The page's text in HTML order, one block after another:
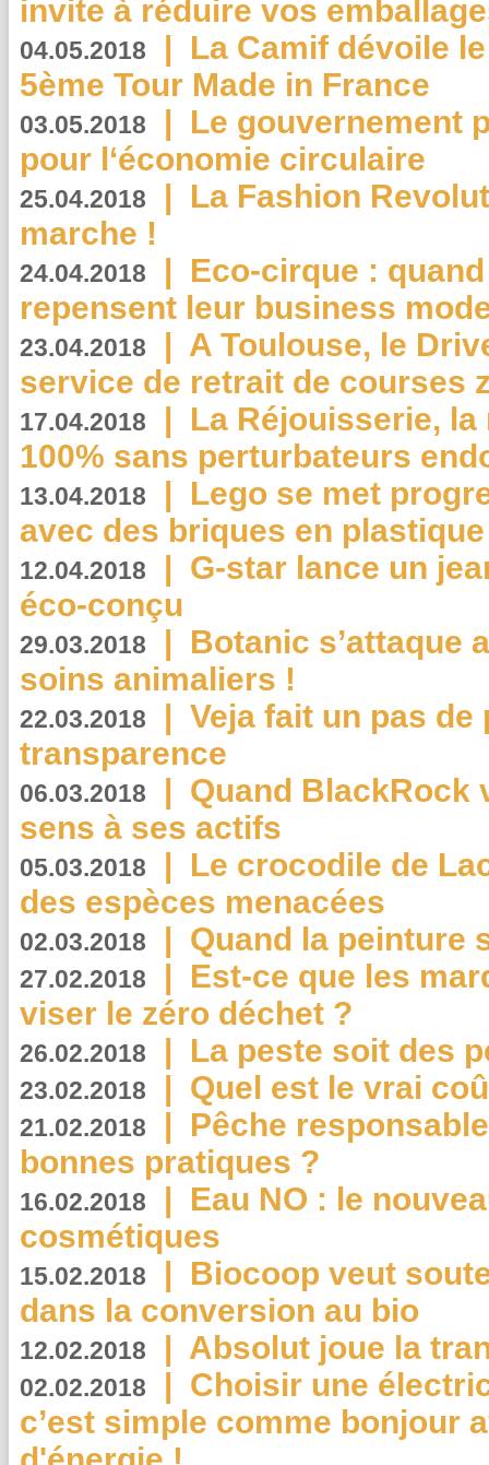
invite à réduire vos
04.05.2018 | La Camif dévoile
5ème Tour Made in France
03.05.2018 | Le gouvernement
pour l‘économie circulaire
25.04.2018 | La Fashion
marche !
24.04.2018 | Eco-cirque :
repensent leur business
23.04.2018 | A Toulouse, le
service de retrait de courses
17.04.2018 | La Réjouisserie,
100% sans perturbateurs
13.04.2018 | Lego se met
avec des briques en
12.04.2018 | G-star lance un
éco-conçu
29.03.2018 | Botanic s’attaque
soins animaliers !
22.03.2018 | Veja fait un pas de
transparence
06.03.2018 | Quand BlackRock
sens à ses actifs
05.03.2018 | Le crocodile de
des espèces menacées
02.03.2018 | Quand la peinture
27.02.2018 | Est-ce que les
viser le zéro déchet ?
26.02.2018 | La peste soit des
23.02.2018 | Quel est le vrai
21.02.2018 | Pêche
bonnes pratiques ?
16.02.2018 | Eau NO : le
cosmétiques
15.02.2018 | Biocoop veut
dans la conversion au bio
12.02.2018 | Absolut joue la
02.02.2018 | Choisir une
c’est simple comme bonjour